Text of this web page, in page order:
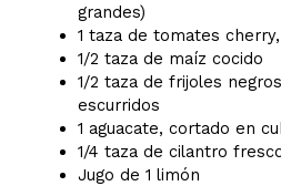
grandes)
1 taza de tomates
1/2 taza de maíz cocido
1/2 taza de frijoles
escurridos
1 aguacate, cortado en
1/4 taza de cilantro
Jugo de 1 limón